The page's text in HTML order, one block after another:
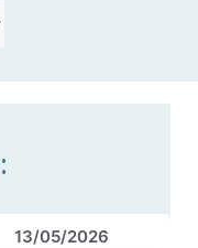
13/05/2026